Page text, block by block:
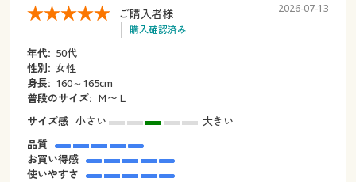
ご購入者様
購入確認済み
2026-07-13
年代: 50代
性別: 女性
身長: 160～165cm
普段のサイズ: Ｍ〜Ｌ
サイズ感 小さい
大きい
品質
お買い得感
使いやすさ